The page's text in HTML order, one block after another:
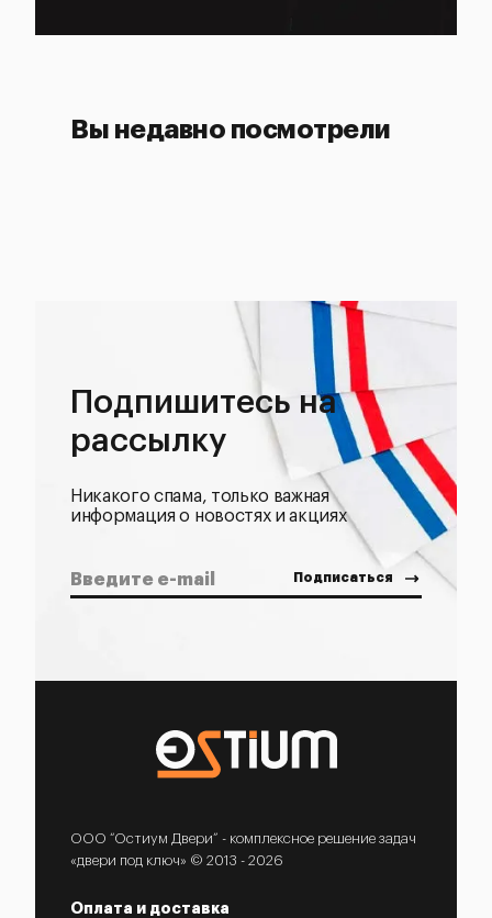
Вы недавно посмотрели
Подпишитесь на
рассылку
Никакого спама, только важная
информация о новостях и акциях
ООО “Остиум Двери” - комплексное решение задач
«двери под ключ» © 2013 - 2026
Оплата и доставка